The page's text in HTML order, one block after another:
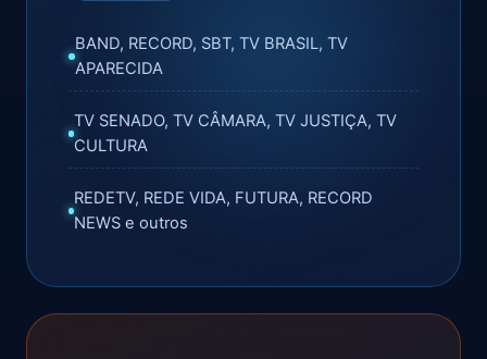
BAND, RECORD, SBT, TV BRASIL, TV
APARECIDA
TV SENADO, TV CÂMARA, TV JUSTIÇA, TV
CULTURA
REDETV, REDE VIDA, FUTURA, RECORD
NEWS e outros